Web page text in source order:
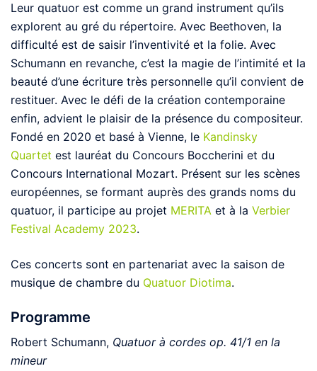
Leur quatuor est comme un grand instrument qu’ils
explorent au gré du répertoire. Avec Beethoven, la
difficulté est de saisir l’inventivité et la folie. Avec
Schumann en revanche, c’est la magie de l’intimité et la
beauté d’une écriture très personnelle qu’il convient de
restituer. Avec le défi de la création contemporaine
enfin, advient le plaisir de la présence du compositeur.
Fondé en 2020 et basé à Vienne, le Kandinsky
Quartet est lauréat du Concours Boccherini et du
Concours International Mozart. Présent sur les scènes
européennes, se formant auprès des grands noms du
quatuor, il participe au projet MERITA et à la Verbier
Festival Academy 2023.
Ces concerts sont en partenariat avec la saison de
musique de chambre du Quatuor Diotima.
Programme
Robert Schumann, Quatuor à cordes op. 41/1 en la
mineur